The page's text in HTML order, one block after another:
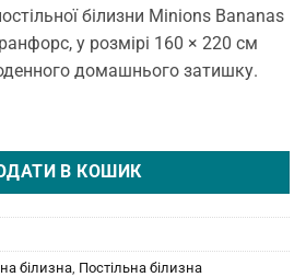
білизни Minions Bananas
у розмірі 160 × 220 см
домашнього затишку.
160 × 220 см (полуторний) Minions
В КОШИК
білизна Постільна білизна